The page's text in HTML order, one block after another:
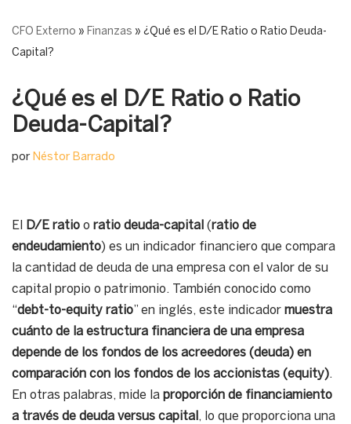
CFO Externo » Finanzas » ¿Qué es el D/E Ratio o Ratio Deuda-
Capital?
¿Qué es el D/E Ratio o Ratio
Deuda-Capital?
por Néstor Barrado
El D/E ratio o ratio deuda-capital ( ratio de
endeudamiento) es un indicador financiero que compara
la cantidad de deuda de una empresa con el valor de su
capital propio o patrimonio. También conocido como
“debt-to-equity ratio” en inglés, este indicador muestra
cuánto de la estructura financiera de una empresa
depende de los fondos de los acreedores (deuda) en
comparación con los fondos de los accionistas (equity).
En otras palabras, mide la proporción de financiamiento
a través de deuda versus capital , lo que proporciona una